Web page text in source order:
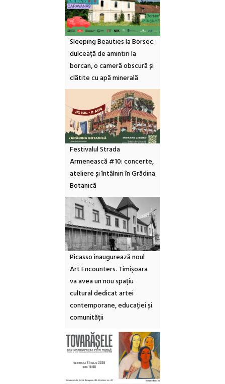
Sleeping Beauties la Borsec:
dulceață de amintiri la
borcan, o cameră obscură și
clătite cu apă minerală
Festivalul Strada
Armenească #10: concerte,
ateliere și întâlniri în Grădina
Botanică
Picasso inaugurează noul
Art Encounters. Timișoara
va avea un nou spațiu
cultural dedicat artei
contemporane, educației și
comunității